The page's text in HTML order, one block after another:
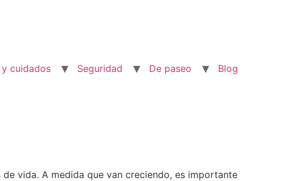
cuidados Seguridad De paseo Blog
vida. A medida que van creciendo, es importante